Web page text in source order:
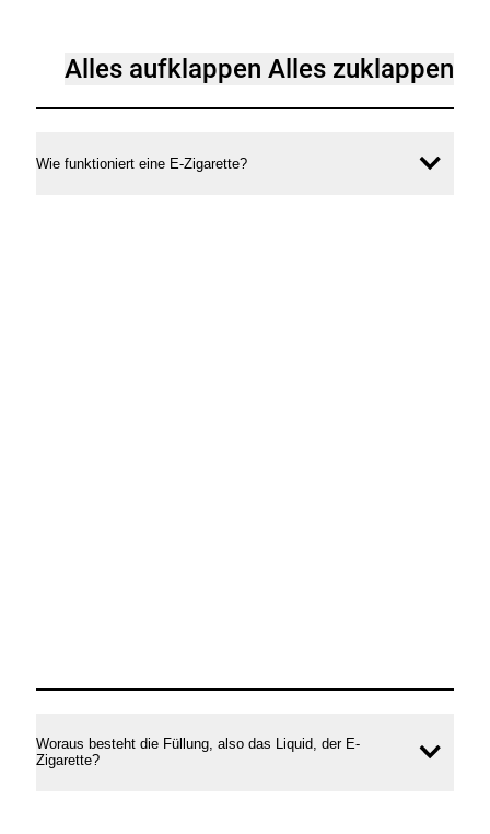
harmlos.pdf
alles
Alles aufklappenAlles zuklappen
Wie funktioniert eine E-Zigarette?
Woraus besteht die Füllung, also das Liquid, der E-
Zigarette?